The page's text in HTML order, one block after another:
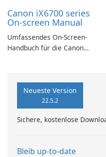
Canon iX6700 series
On-screen Manual
Umfassendes On-Screen-
Handbuch für die Canon
Neueste Version
22.5.2
Sichere, kostenlose
Bleib up-to-date